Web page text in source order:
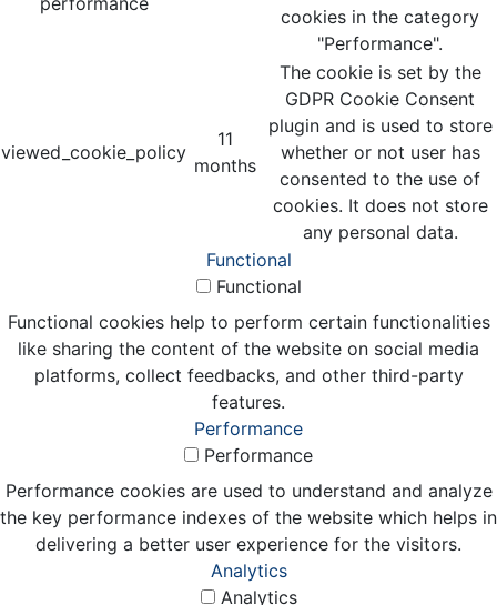
cookies in the category
"Performance".
viewed_cookie_policy
11
months
The cookie is set by the
GDPR Cookie Consent
plugin and is used to store
whether or not user has
consented to the use of
cookies. It does not store
any personal data.
Functional
Functional
Functional cookies help to perform certain functionalities
like sharing the content of the website on social media
platforms, collect feedbacks, and other third-party
features.
Performance
Performance
Performance cookies are used to understand and analyze
the key performance indexes of the website which helps in
delivering a better user experience for the visitors.
Analytics
Analytics